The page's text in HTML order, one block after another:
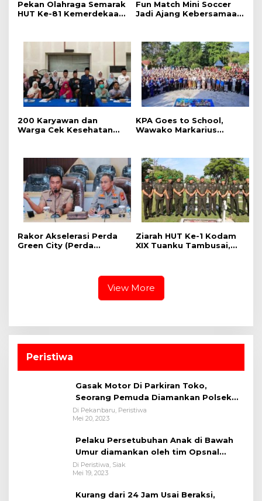
Pekan Olahraga Semarak
HUT Ke-81 Kemerdekaan
Pegawai
Fun Match Mini Soccer
Jadi Ajang Kebersamaan
‎200 Karyawan dan
Warga Cek Kesehatan
‎KPA Goes to School,
‎Wawako Markarius
Kalangan Pelajar
Rakor Akselerasi Perda
Green City (Perda
Dinas Lingkungan Hidup
Kota Pekanbaru dan Tim
Ziarah HUT Ke-1 Kodam
XIX Tuanku Tambusai,
Khidmat
View More
Peristiwa
Gasak Motor Di Parkiran Toko,
Seorang Pemuda Diamankan Polsek
Bukit Raya
Di Pekanbaru, Peristiwa
Mei 20, 2023
Pelaku Persetubuhan Anak di Bawah
Umur diamankan oleh tim Opsnal
Polsek Tualang-Polres Siak-Polda Riau
Di Peristiwa, Siak
Mei 19, 2023
Kurang dari 24 Jam Usai Beraksi,